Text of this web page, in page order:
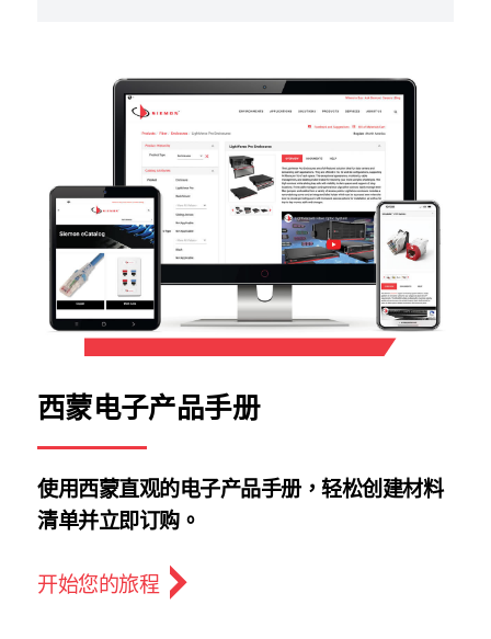
西蒙电子产品手册
使用西蒙直观的电子产品手册，轻松创建材料
清单并立即订购。
开始您的旅程